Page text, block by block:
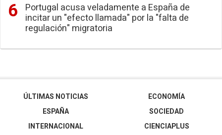
Portugal acusa veladamente a España de
incitar un "efecto llamada" por la "falta de
regulación" migratoria
ÚLTIMAS NOTICIAS
ESPAÑA
INTERNACIONAL
ECONOMÍA
SOCIEDAD
CIENCIAPLUS